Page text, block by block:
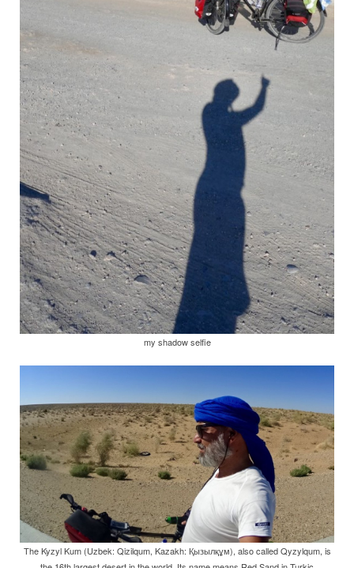
my shadow selfie
The Kyzyl Kum (Uzbek: Qizilqum, Kazakh: Қызылқұм), also called Qyzylqum, is